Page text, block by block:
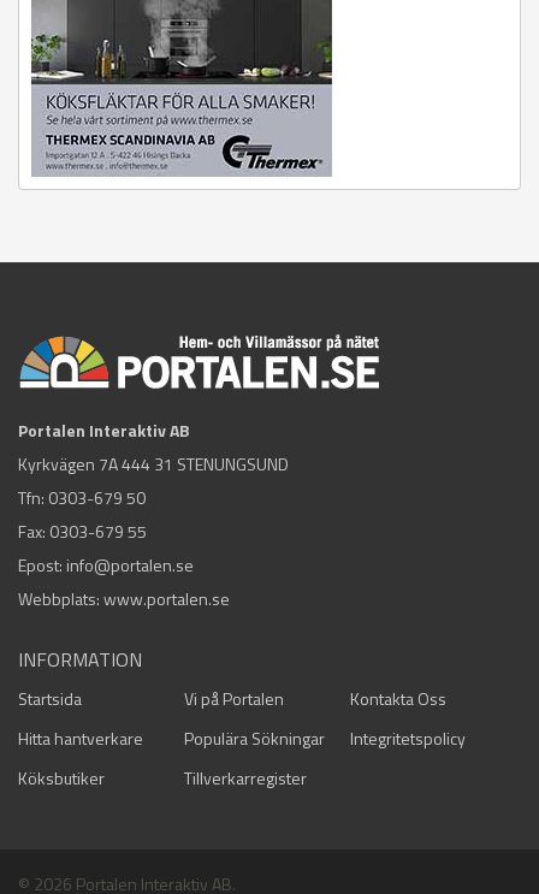
Portalen Interaktiv AB
Kyrkvägen 7A 444 31 STENUNGSUND
Tfn: 0303-679 50
Fax: 0303-679 55
Epost: info@portalen.se
Webbplats: www.portalen.se
INFORMATION
Startsida Vi på Portalen
Kontakta Oss
Hitta hantverkare
Populära Sökningar
Integritetspolicy
Köksbutiker
Tillverkarregister
© 2026 Portalen Interaktiv AB.